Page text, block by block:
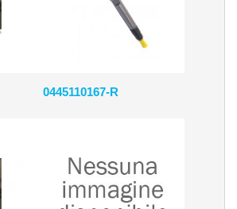
0445110167-R